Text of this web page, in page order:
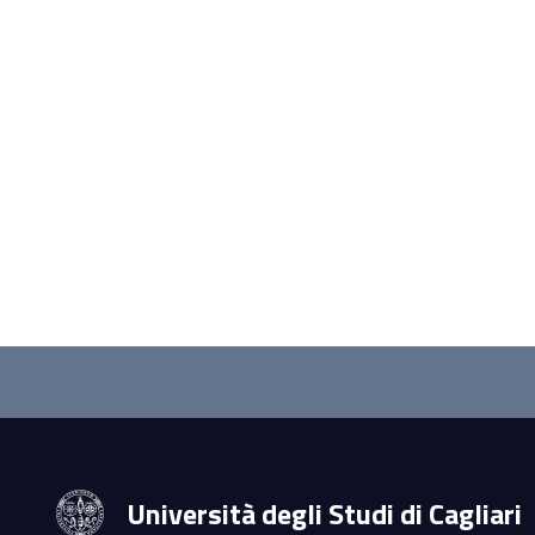
Questionnaire
social
Università degli Studi di Cagliari